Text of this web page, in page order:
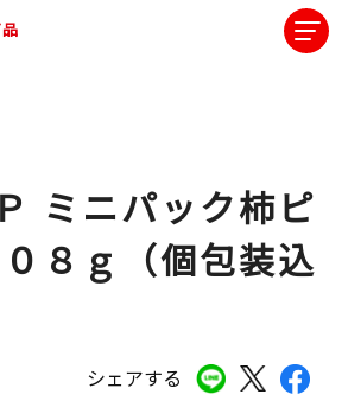
シェアする
ミニパック柿ピ
８ｇ（個包装込